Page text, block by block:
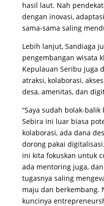
hasil laut. Nah
dengan inovasi,
sama-sama saling
Lebih lanjut, Sandiaga
pengembangan wisata
Kepulauan Seribu juga
atraksi, kolaborasi,
desa, amenitas, dan
“Saya sudah bolak-
Sebira ini luar biasa
kolaborasi, ada dana
dorong pakai
ini kita fokuskan untuk
ada mentoring juga,
tugasnya saling
maju dan berkembang.
kuncinya